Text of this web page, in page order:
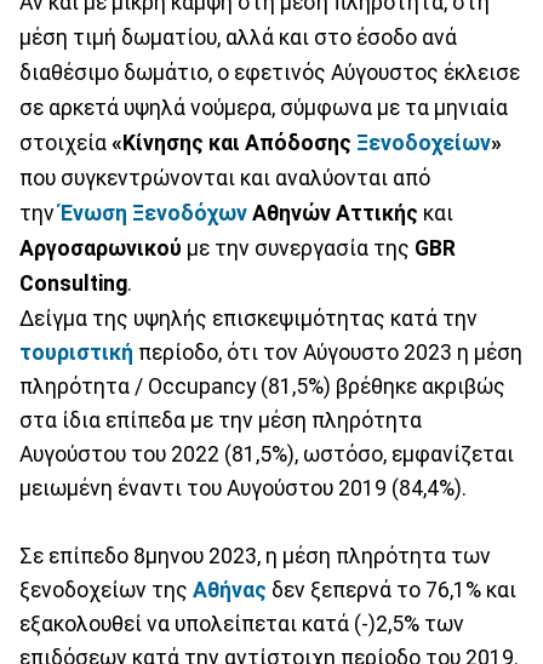
μέση τιμή δωματίου, αλλά και στο έσοδο ανά
διαθέσιμο δωμάτιο, ο εφετινός Αύγουστος έκλεισε
σε αρκετά υψηλά νούμερα, σύμφωνα με τα μηνιαία
στοιχεία «Κίνησης και Απόδοσης Ξενοδοχείων»
που συγκεντρώνονται και αναλύονται από
τηνΈνωση Ξενοδόχων Αθηνών Αττικής και
Αργοσαρωνικού με την συνεργασία της GBR
Consulting.
Δείγμα της υψηλής επισκεψιμότητας κατά την
τουριστική περίοδο, ότι τον Αύγουστο 2023 η μέση
πληρότητα / Occupancy (81,5%) βρέθηκε ακριβώς
στα ίδια επίπεδα με την μέση πληρότητα
Αυγούστου του 2022 (81,5%), ωστόσο, εμφανίζεται
μειωμένη έναντι του Αυγούστου 2019 (84,4%).
Σε επίπεδο 8μηνου 2023, η μέση πληρότητα των
ξενοδοχείων της Αθήνας δεν ξεπερνά το 76,1% και
εξακολουθεί να υπολείπεται κατά (-)2,5% των
επιδόσεων κατά την αντίστοιχη περίοδο του 2019.